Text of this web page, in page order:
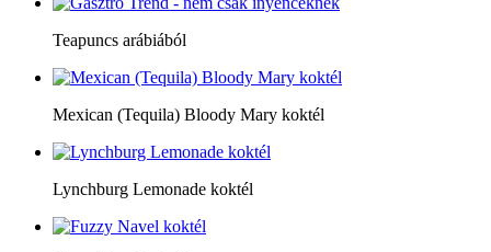
Teapuncs arábiából
Mexican (Tequila) Bloody Mary koktél
Lynchburg Lemonade koktél